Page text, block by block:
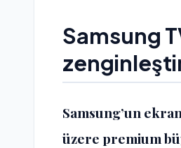
Samsung
Samsung’un
üzere premium